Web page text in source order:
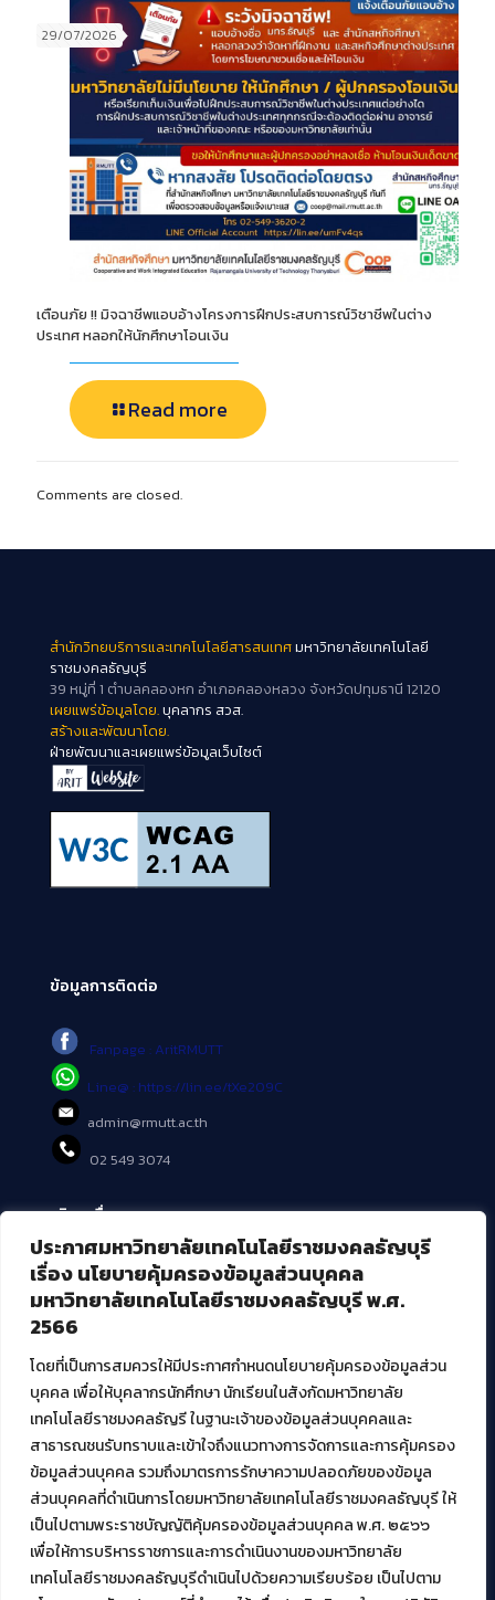
ประกาศมหาวิทยาลัยเทคโนโลยีราชมงคลธัญบุรี
เรื่อง นโยบายคุ้มครองข้อมูลส่วนบุคคล
มหาวิทยาลัยเทคโนโลยีราชมงคลธัญบุรี พ.ศ.
2566
โดยที่เป็นการสมควรให้มีประกาศกำหนดนโยบายคุ้มครองข้อมูลส่วน
บุคคล เพื่อให้บุคลากรนักศึกษา นักเรียนในสังกัดมหาวิทยาลัย
เทคโนโลยีราชมงคลธัญรี ในฐานะเจ้าของข้อมูลส่วนบุคคลและ
สาธารณชนรับทราบและเข้าใจถึงแนวทางการจัดการและการคุ้มครอง
ข้อมูลส่วนบุคคล รวมถึงมาตรการรักษาความปลอดภัยของข้อมูล
ส่วนบุคคลที่ดำเนินการโดยมหาวิทยาลัยเทคโนโลยีราชมงคลธัญบุรี ให้
เป็นไปตามพระราชบัญญัติคุ้มครองข้อมูลส่วนบุคคล พ.ศ. ๒๕๖๖
เพื่อให้การบริหารราชการและการดำเนินงานของมหาวิทยาลัย
เทคโนโลยีราชมงคลธัญบุรีดำเนินไปด้วยความเรียบร้อย เป็นไปตาม
29/07/2026
เตือนภัย !! มิจฉาชีพแอบอ้างโครงการฝึกประสบการณ์วิชาชีพในต่าง
ประเทศ หลอกให้นักศึกษาโอนเงิน
Read more
Comments are closed.
สำนักวิทยบริการและเทคโนโลยีสารสนเทศมหาวิทยาลัยเทคโนโลยี
ราชมงคลธัญบุรี
39 หมู่ที่ 1 ตำบลคลองหก อำเภอคลองหลวง จังหวัดปทุมธานี 12120
เผยแพร่ข้อมูลโดย.บุคลากร สวส.
สร้างและพัฒนาโดย.
ฝ่ายพัฒนาและเผยแพร่ข้อมูลเว็บไซต์
ข้อมูลการติดต่อ
Fanpage : AritRMUTT
Line@ : https://lin.ee/tXe209C
admin@rmutt.ac.th
02 549 3074
บริการอื่นๆ ของ สวส.
ศูนย์สื่อดิจิทัล
ศูนย์นวัตกรรมและความรู้
ศูนย์พัฒนาและบริการนวัตกรรมดิจิทัล
สมัยใหม่ (MoSeC)
งานบริการวิชาการให้กับหน่วยงานภายนอก
โครงการส่งเสริมและพัฒนาผู้ประกอบการ SME โดย. มทร.ธัญบุรี
กิจกรรมการเชื่อมโยงเครือข่ายผู้ให้บริการเครื่องจักรกลทางการ
เกษตร ภายใต้โครงการส่งเสริมการรแปรรูปสินค้าเกษตรระดับชุมชน
กรมส่งเสริมอุตสาหกรรม
โครงการยกระดับเศรษฐกิจและสังคมรายตำบลแบบบูรณาการ (1
ตำบล 1 มหาวิทยาลัย)